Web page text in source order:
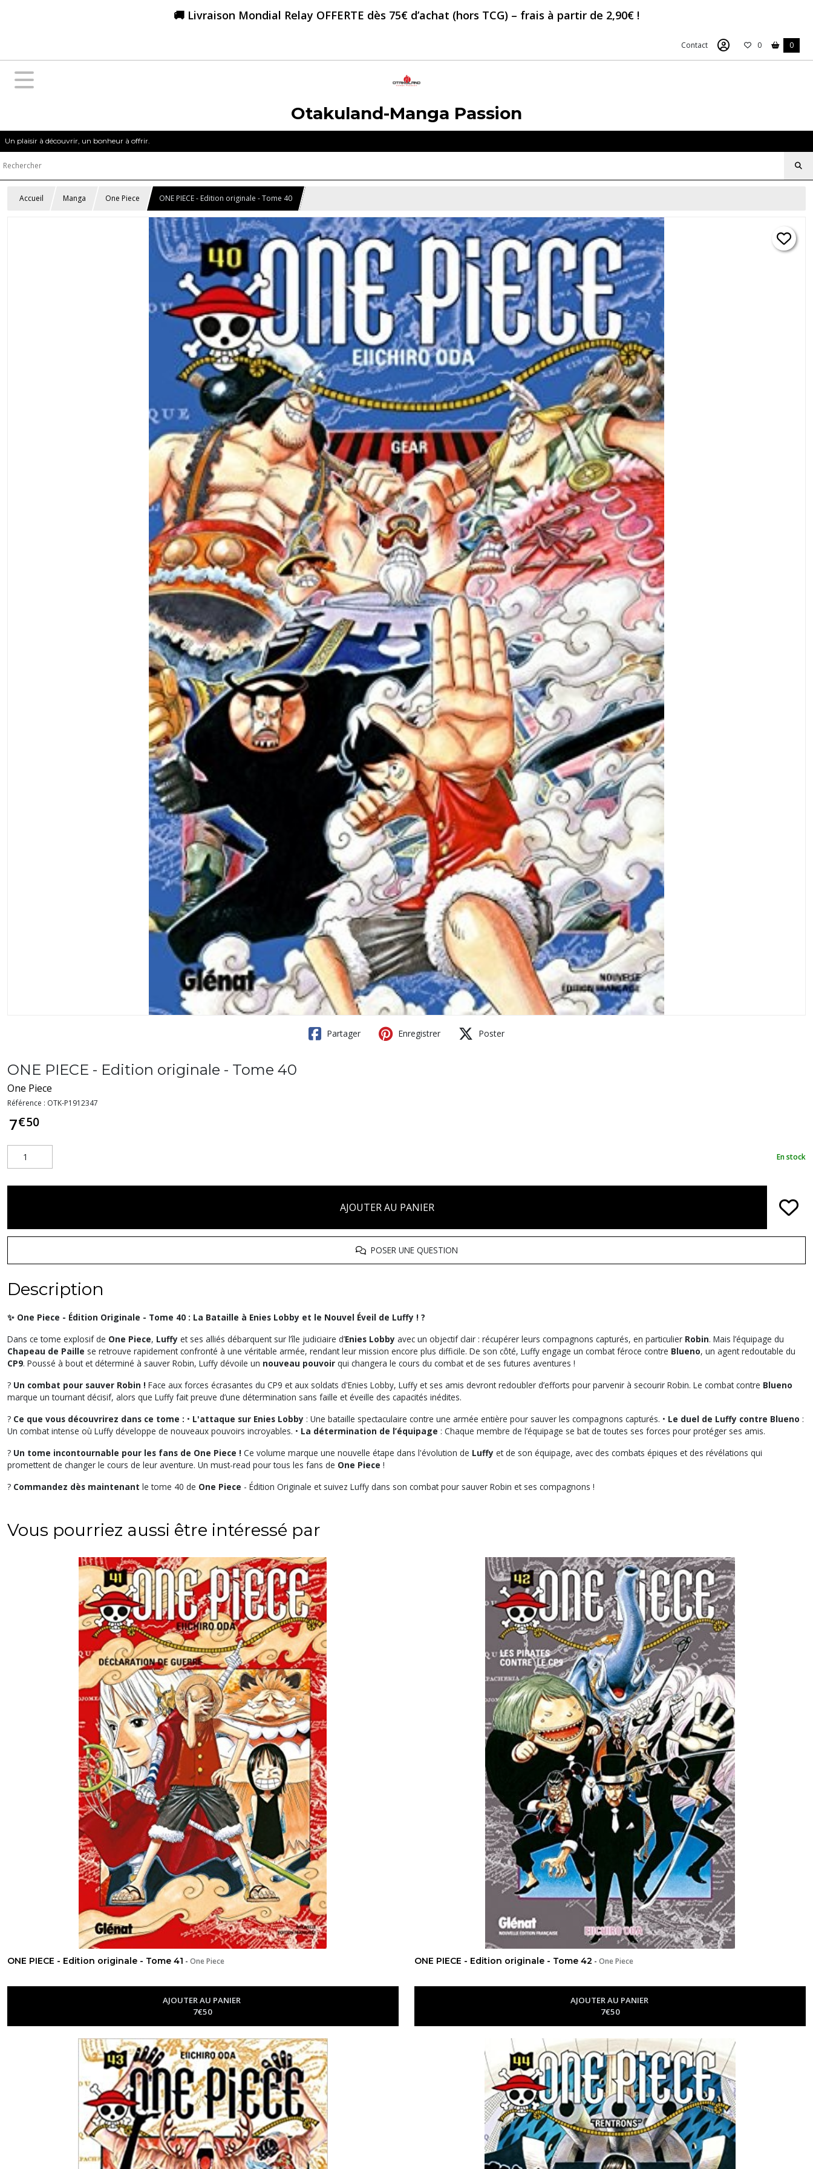
🚚 Livraison Mondial Relay OFFERTE dès 75€ d’achat (hors TCG) – frais à partir de 2,90€ !
Contact 0 0
Otakuland-Manga Passion
Un plaisir à découvrir, un bonheur à offrir.
Accueil Manga One Piece ONE PIECE - Edition originale - Tome 40
Partager Enregistrer Poster
ONE PIECE - Edition originale - Tome 40
One Piece
Référence : OTK-P1912347
7€50
En stock
AJOUTER AU PANIER
POSER UNE QUESTION
Description
✨ One Piece - Édition Originale - Tome 40 : La Bataille à Enies Lobby et le Nouvel Éveil de Luffy ! ?
Dans ce tome explosif de One Piece, Luffy et ses alliés débarquent sur l’île judiciaire d’Enies Lobby avec un objectif clair : récupérer leurs compagnons capturés, en particulier Robin. Mais l’équipage du
Chapeau de Paille se retrouve rapidement confronté à une véritable armée, rendant leur mission encore plus difficile. De son côté, Luffy engage un combat féroce contre Blueno, un agent redoutable du
CP9. Poussé à bout et déterminé à sauver Robin, Luffy dévoile un nouveau pouvoir qui changera le cours du combat et de ses futures aventures !
? Un combat pour sauver Robin ! Face aux forces écrasantes du CP9 et aux soldats d'Enies Lobby, Luffy et ses amis devront redoubler d’efforts pour parvenir à secourir Robin. Le combat contre Blueno
marque un tournant décisif, alors que Luffy fait preuve d’une détermination sans faille et éveille des capacités inédites.
? Ce que vous découvrirez dans ce tome : • L'attaque sur Enies Lobby : Une bataille spectaculaire contre une armée entière pour sauver les compagnons capturés. • Le duel de Luffy contre Blueno :
Un combat intense où Luffy développe de nouveaux pouvoirs incroyables. • La détermination de l’équipage : Chaque membre de l’équipage se bat de toutes ses forces pour protéger ses amis.
? Un tome incontournable pour les fans de One Piece ! Ce volume marque une nouvelle étape dans l'évolution de Luffy et de son équipage, avec des combats épiques et des révélations qui
promettent de changer le cours de leur aventure. Un must-read pour tous les fans de One Piece !
? Commandez dès maintenant le tome 40 de One Piece - Édition Originale et suivez Luffy dans son combat pour sauver Robin et ses compagnons !
Vous pourriez aussi être intéressé par
ONE PIECE - Edition originale - Tome 41 - One Piece
AJOUTER AU PANIER
7€50
ONE PIECE - Edition originale - Tome 42 -One Piece
AJOUTER AU PANIER
7€50